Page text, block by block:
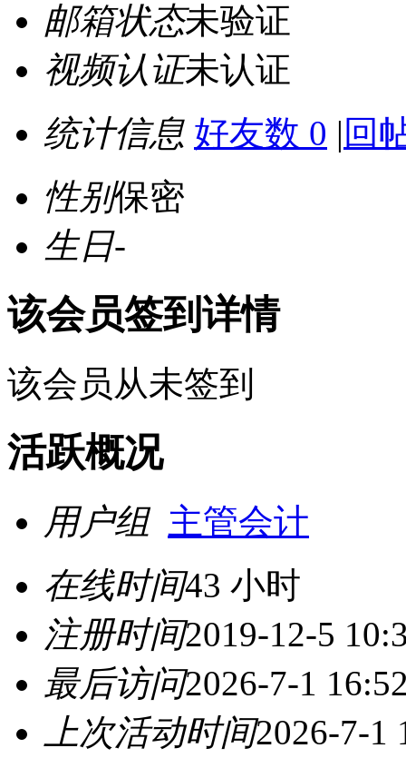
邮箱状态未验证
视频认证未认证
统计信息 好友数 0 | 回
性别保密
生日-
该会员签到详情
该会员从未签到
活跃概况
用户组 主管会计
在线时间43 小时
注册时间2019-12-5
最后访问2026-7-1
上次活动时间2026-7-1